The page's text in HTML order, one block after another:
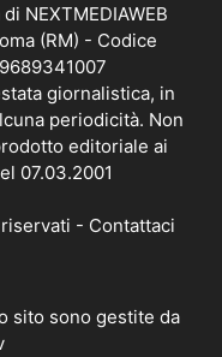
NEXTMEDIAWEB
(RM) - Codice
giornalistica, in
periodicità. Non
editoriale ai
07.03.2001
- Contattaci
sito sono gestite da